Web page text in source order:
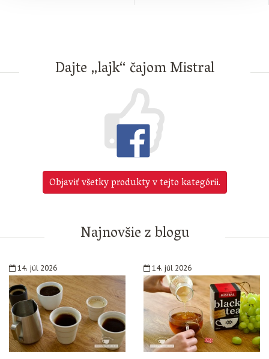
Dajte „lajk“ čajom Mistral
Objaviť všetky produkty v tejto kategórii.
Najnovšie z blogu
14. júl 2026 14. júl 2026